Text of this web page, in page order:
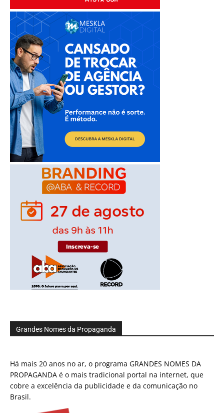
Grandes Nomes da Propaganda
Há mais 20 anos no ar, o programa GRANDES NOMES DA
PROPAGANDA é o mais tradicional portal na internet, que
cobre a excelência da publicidade e da comunicação no
Brasil.